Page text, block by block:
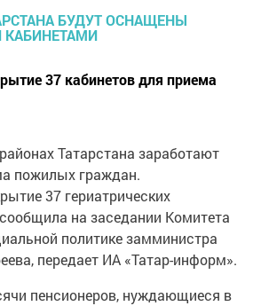
37 кабинетов для приема
Татарстана заработают
пожилых граждан.
37 гериатрических
на заседании Комитета
политике замминистра
передает ИА «Татар-информ».
пенсионеров, нуждающиеся в